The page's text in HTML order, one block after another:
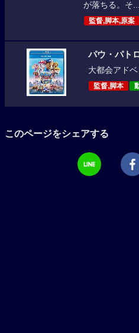
が落ちる。そ...
監督,脚本,原案
パウ・パト
大都会アド
監督,脚本
このページをシェアする